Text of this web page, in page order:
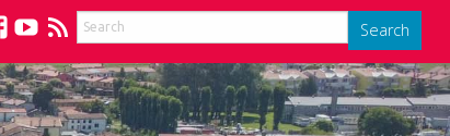
FacebookYouTubeFeed Search